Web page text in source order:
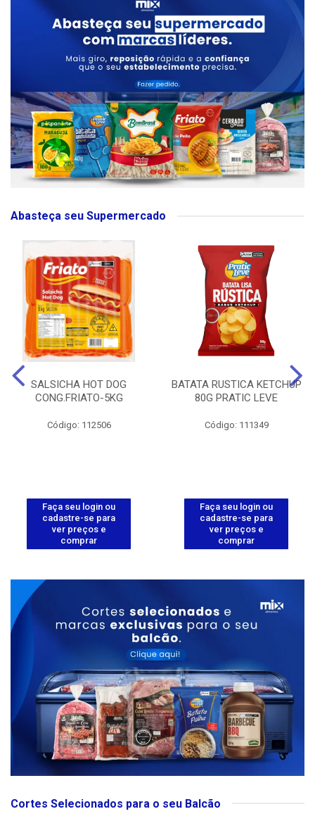
Abasteça seu Supermercado
SALSICHA HOT DOG
CONG.FRIATO-5KG
Código: 112506
Faça seu login ou
cadastre-se para
ver preços e
comprar
BATATA RUSTICA KETCHUP
80G PRATIC LEVE
Código: 111349
Faça seu login ou
cadastre-se para
ver preços e
comprar
Cortes Selecionados para o seu Balcão